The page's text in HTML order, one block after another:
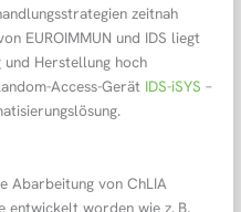
zeitnah
EUROIMMUN und IDS liegt
Herstellung hoch
Access-Gerät IDS-iSYS –
Abarbeitung von ChLIA
entwickelt worden wie z. B.